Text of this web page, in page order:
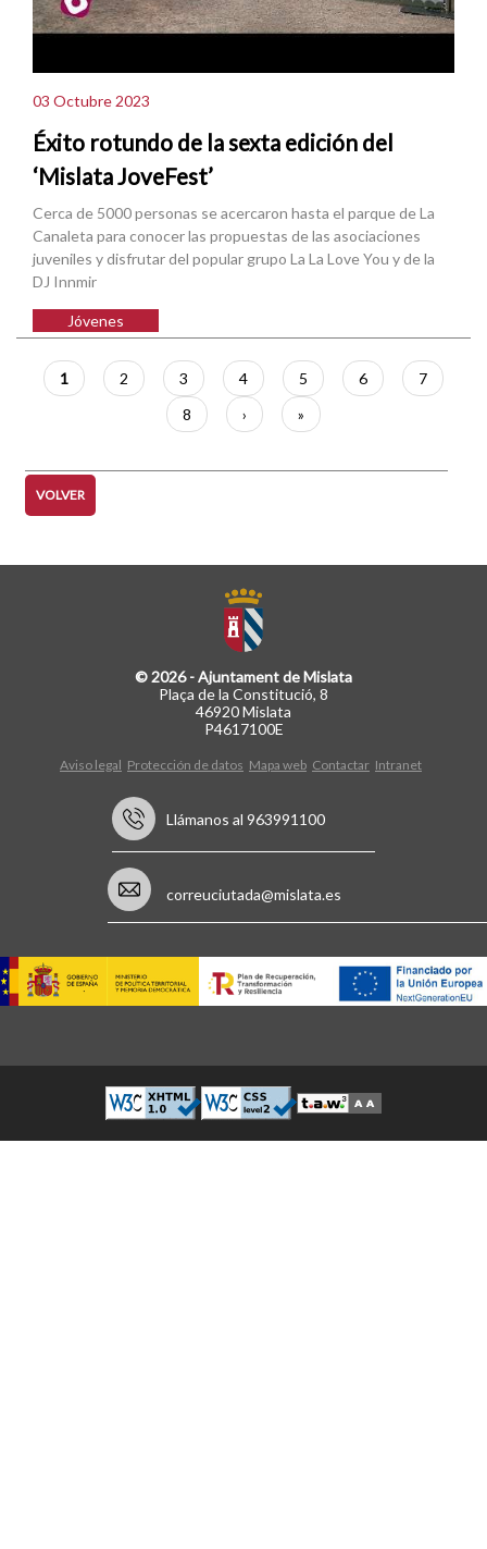
03 Octubre 2023
Éxito rotundo de la sexta edición del
‘Mislata JoveFest’
Cerca de 5000 personas se acercaron hasta el parque de La
Canaleta para conocer las propuestas de las asociaciones
juveniles y disfrutar del popular grupo La La Love You y de la
DJ Innmir
Jóvenes
Paginación
Página
actual
1 Página
2 Página
3 Página
4 Página
5 Página
6 Página
7
Página
8
Siguiente
página
›
Última
página
»
VOLVER
© 2026 - Ajuntament de Mislata
Plaça de la Constitució, 8
46920 Mislata
P4617100E
Aviso legal Protección de datos Mapa web Contactar Intranet
Llámanos al 963991100
correuciutada@mislata.es